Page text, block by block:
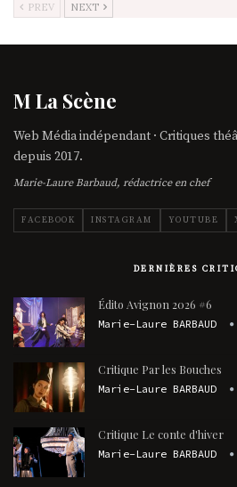
PREV NEXT
M La Scène
Web Média indépendant · Critiques
depuis 2017.
Marie-Laure Barbaud, rédactrice en chef
FACEBOOK INSTAGRAM YOUTUBE
DERNIÈRES
Édito Avignon 2026 #6
Marie-Laure BARBAUD
Critique Par les Bouches
Marie-Laure BARBAUD
Critique Le conte d'hiver
Marie-Laure BARBAUD